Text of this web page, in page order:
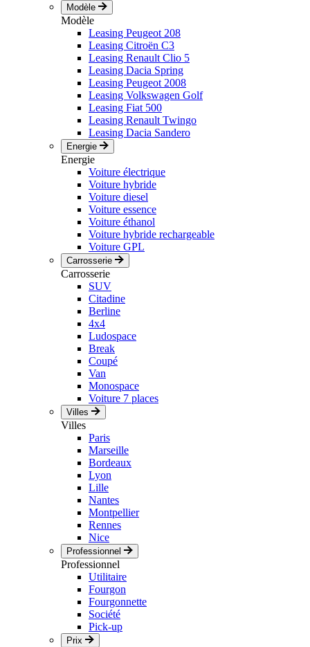
Modèle
Modèle
Leasing Peugeot 208
Leasing Citroën C3
Leasing Renault Clio 5
Leasing Dacia Spring
Leasing Peugeot 2008
Leasing Volkswagen Golf
Leasing Fiat 500
Leasing Renault Twingo
Leasing Dacia Sandero
Energie
Energie
Voiture électrique
Voiture hybride
Voiture diesel
Voiture essence
Voiture éthanol
Voiture hybride rechargeable
Voiture GPL
Carrosserie
Carrosserie
SUV
Citadine
Berline
4x4
Ludospace
Break
Coupé
Van
Monospace
Voiture 7 places
Villes
Villes
Paris
Marseille
Bordeaux
Lyon
Lille
Nantes
Montpellier
Rennes
Nice
Professionnel
Professionnel
Utilitaire
Fourgon
Fourgonnette
Société
Pick-up
Prix